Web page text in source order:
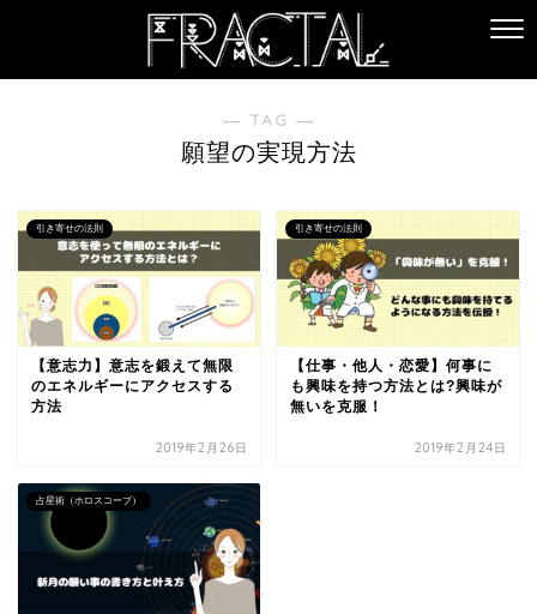
― TAG ―
願望の実現方法
引き寄せの法則
【意志力】意志を鍛えて無限
のエネルギーにアクセスする
方法
2019年2月26日
引き寄せの法則
【仕事・他人・恋愛】何事に
も興味を持つ方法とは?興味が
無いを克服！
2019年2月24日
占星術（ホロスコープ）